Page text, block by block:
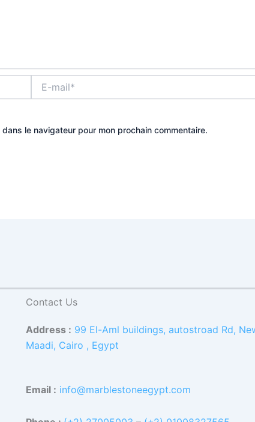
mail*
le navigateur pour mon prochain commentaire.
Contact Us
Address : 99 El-Aml buildings, autostroad Rd,
Maadi, Cairo , Egypt
Email : info@marblestoneegypt.com